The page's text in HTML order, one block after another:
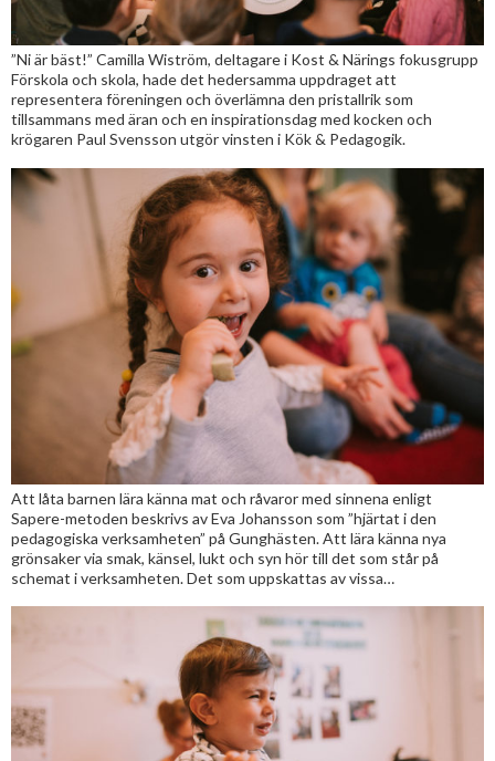
”Ni är bäst!” Camilla Wiström, deltagare i Kost & Närings fokusgrupp
Förskola och skola, hade det hedersamma uppdraget att
representera föreningen och överlämna den pristallrik som
tillsammans med äran och en inspirationsdag med kocken och
krögaren Paul Svensson utgör vinsten i Kök & Pedagogik.
Att låta barnen lära känna mat och råvaror med sinnena enligt
Sapere-metoden beskrivs av Eva Johansson som ”hjärtat i den
pedagogiska verksamheten” på Gunghästen. Att lära känna nya
grönsaker via smak, känsel, lukt och syn hör till det som står på
schemat i verksamheten. Det som uppskattas av vissa…